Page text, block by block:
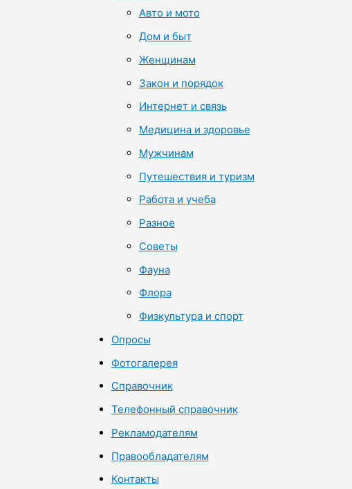
Авто и мото
Дом и быт
Женщинам
Закон и порядок
Интернет и связь
Медицина и здоровье
Мужчинам
Путешествия и туризм
Работа и учеба
Разное
Советы
Фауна
Флора
Физкультура и спорт
Опросы
Фотогалерея
Справочник
Телефонный справочник
Рекламодателям
Правообладателям
Контакты